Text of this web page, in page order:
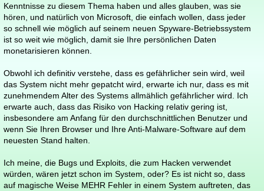
Kenntnisse zu diesem Thema haben und alles glauben, was sie
hören, und natürlich von Microsoft, die einfach wollen, dass jeder
so schnell wie möglich auf seinem neuen Spyware-Betriebssystem
ist so weit wie möglich, damit sie Ihre persönlichen Daten
monetarisieren können.
Obwohl ich definitiv verstehe, dass es gefährlicher sein wird, weil
das System nicht mehr gepatcht wird, erwarte ich nur, dass es mit
zunehmendem Alter des Systems allmählich gefährlicher wird. Ich
erwarte auch, dass das Risiko von Hacking relativ gering ist,
insbesondere am Anfang für den durchschnittlichen Benutzer und
wenn Sie Ihren Browser und Ihre Anti-Malware-Software auf dem
neuesten Stand halten.
Ich meine, die Bugs und Exploits, die zum Hacken verwendet
würden, wären jetzt schon im System, oder? Es ist nicht so, dass
auf magische Weise MEHR Fehler in einem System auftreten, das